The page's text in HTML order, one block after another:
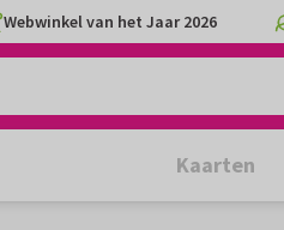
Webwinkel van het Jaar 2026
Kaarten